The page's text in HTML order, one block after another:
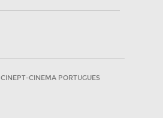
CINEPT-CINEMA PORTUGUES